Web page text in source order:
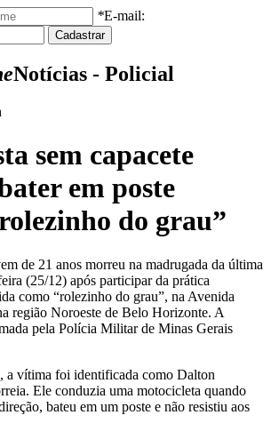
*E-mail:
Notícias - Policial
sem capacete
em poste
do grau”
de 21 anos morreu na madrugada da última
(25/12) após participar da prática
como “rolezinho do grau”, na Avenida
região Noroeste de Belo Horizonte. A
pela Polícia Militar de Minas Gerais
a vítima foi identificada como Dalton
Ele conduzia uma motocicleta quando
bateu em um poste e não resistiu aos